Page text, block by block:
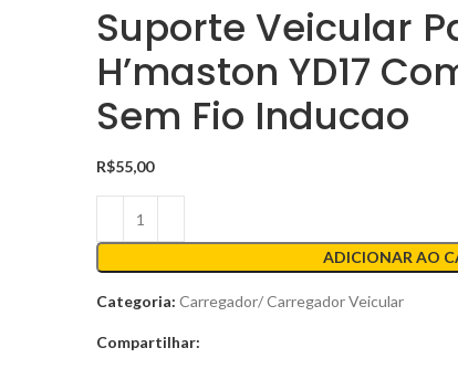
Suporte Veicular
H’maston YD17
Sem Fio Inducao
R$55,00
ADICIONAR AO
Categoria: Carregador/ Carregador Veicular
Compartilhar: